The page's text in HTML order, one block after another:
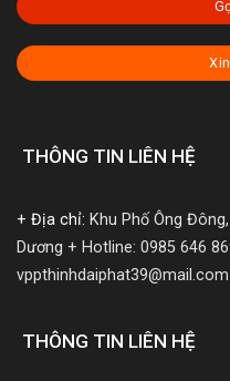
THÔNG TIN LIÊN HỆ
+ Địa chỉ: Khu Phố Ông
Dương + Hotline: 0985 646
vppthinhdaiphat39@mail.com
THÔNG TIN LIÊN HỆ